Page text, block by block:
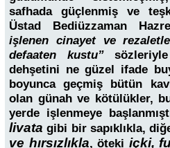
safhada güçlenmiş ve
Üstad Bediüzzaman
işlenen cinayet ve
defaaten kustu”
dehşetini ne güzel ifade
boyunca geçmiş bütün
olan günah ve kötülükler,
yerde işlenmeye
livata gibi bir sapıklıkla,
ve hırsızlıkla, öteki içki,